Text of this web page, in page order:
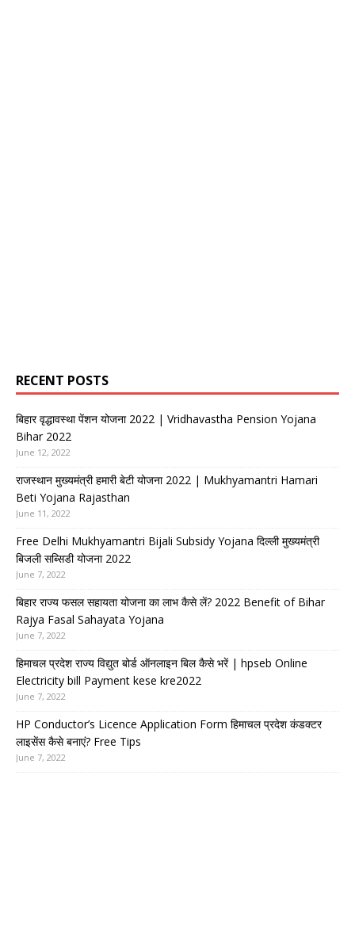
RECENT POSTS
बिहार वृद्धावस्था पेंशन योजना 2022 | Vridhavastha Pension Yojana
Bihar 2022
June 12, 2022
राजस्थान मुख्यमंत्री हमारी बेटी योजना 2022 | Mukhyamantri Hamari
Beti Yojana Rajasthan
June 11, 2022
Free Delhi Mukhyamantri Bijali Subsidy Yojana दिल्ली मुख्यमंत्री
बिजली सब्सिडी योजना 2022
June 7, 2022
बिहार राज्य फसल सहायता योजना का लाभ कैसे लें? 2022 Benefit of Bihar
Rajya Fasal Sahayata Yojana
June 7, 2022
हिमाचल प्रदेश राज्य विद्युत बोर्ड ऑनलाइन बिल कैसे भरें | hpseb Online
Electricity bill Payment kese kre2022
June 7, 2022
HP Conductor’s Licence Application Form हिमाचल प्रदेश कंडक्टर
लाइसेंस कैसे बनाएं? Free Tips
June 7, 2022